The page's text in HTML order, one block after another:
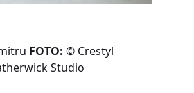
FOTO: © Crestyl
Studio